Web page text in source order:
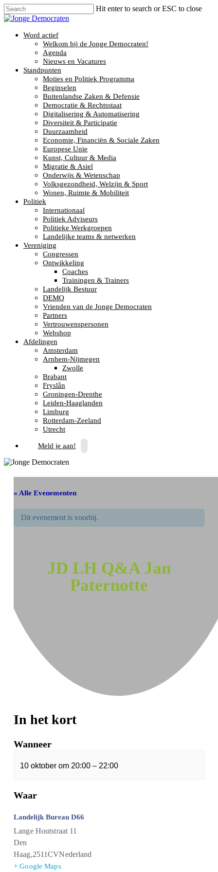
Hit enter to search or ESC to close
Word actief
Welkom bij de Jonge Democraten!
Agenda
Nieuws en Vacatures
Standpunten
Moties en Politiek Programma
Beginselen
Buitenlandse Zaken & Defensie
Democratie & Rechtsstaat
Digitalisering & Automatisering
Diversiteit & Participatie
Duurzaamheid
Economie, Financiën & Sociale Zaken
Europese Unie
Kunst, Cultuur & Media
Migratie & Asiel
Onderwijs & Wetenschap
Volksgezondheid, Welzijn & Sport
Wonen, Ruimte & Mobiliteit
Politiek
Internationaal
Politiek Adviseurs
Politieke Werkgroepen
Landelijke teams & netwerken
Vereniging
Congressen
Ontwikkeling
Coaches
Trainingen & Trainers
Landelijk Bestuur
DEMO
Vrienden van de Jonge Democraten
Partners
Vertrouwenspersonen
Webshop
Afdelingen
Amsterdam
Arnhem-Nijmegen
Zwolle
Brabant
Fryslân
Groningen-Drenthe
Leiden-Haaglanden
Limburg
Rotterdam-Zeeland
Utrecht
Meld je aan!
« Alle Evenementen
Dit evenement is voorbij.
JD LH Q&A Jan
Paternotte
In het kort
Wanneer
10 oktober om 20:00 – 22:00
Waar
Landelijk Bureau D66
Lange Houtstraat 11
Den
Haag,2511CVNederland
+ Google Maps